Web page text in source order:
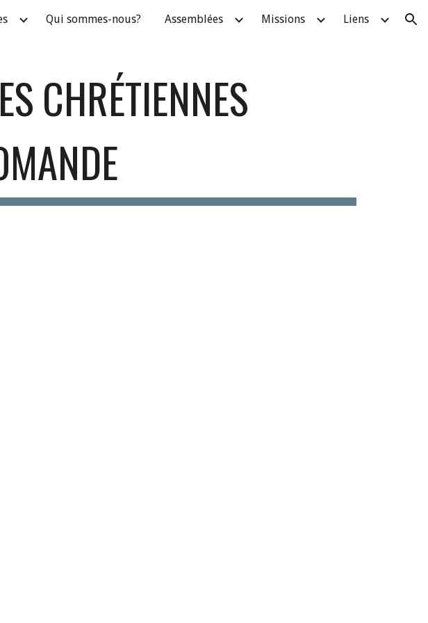
Skip to navigation
Qui sommes-nous? Assemblées Missions Liens
CHRÉTIENNES